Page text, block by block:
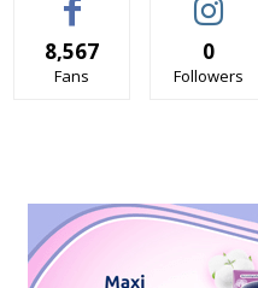
8,567
Fans
0
Followers